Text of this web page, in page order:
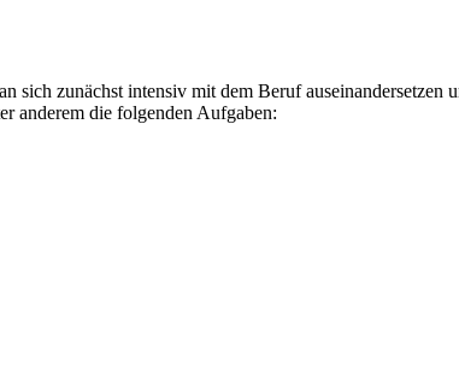
sich zunächst intensiv mit dem Beruf
anderem die folgenden Aufgaben: